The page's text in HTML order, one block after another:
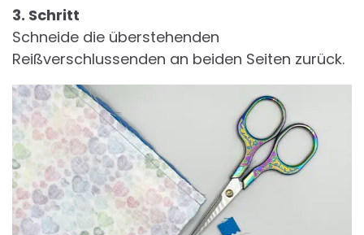
3. Schritt
Schneide die überstehenden
Reißverschlussenden an beiden Seiten zurück.